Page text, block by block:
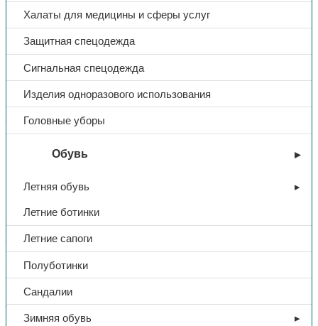
Халаты для медицины и сферы услуг
Защитная спецодежда
Сигнальная спецодежда
Изделия одноразового использования
Головные уборы
Обувь
Летняя обувь
Летние ботинки
Летние сапоги
Полуботинки
Сандалии
Зимняя обувь
Распродажа
Сапоги «Яхтинг», арт. 1-05
ПУ-Ч
2050,00₽
В избранное
Артикул:1-05 ПУ-Ч
Поделиться:
Поделиться в Telegram
Поделиться в
Whatsapp
Поделиться в Ok
Поделиться в Vk